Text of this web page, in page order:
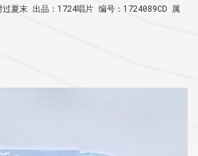
夏末 出品：1724唱片 编号：1724089CD 属